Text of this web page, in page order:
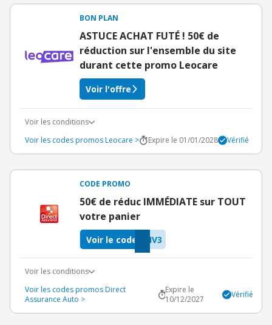
BON PLAN
ASTUCE ACHAT FUTÉ ! 50€ de
réduction sur l'ensemble du site
durant cette promo Leocare
Voir l'offre
Voir les conditions
Voir les codes promos Leocare >
Expire le 01/01/2028 Vérifié
CODE PROMO
50€ de réduc IMMÉDIATE sur TOUT
votre panier
IV3
Voir le code
Voir les conditions
Voir les codes promos Direct
Assurance Auto >
Expire le
10/12/2027
Vérifié